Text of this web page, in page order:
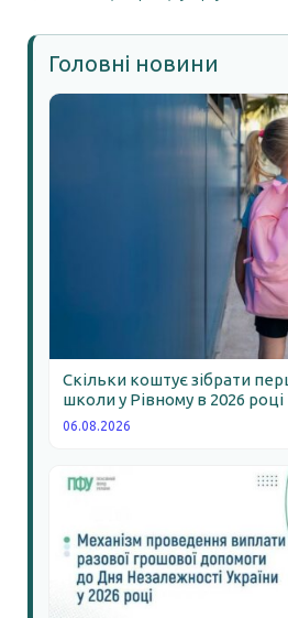
Головні новини
Скільки коштує зібрати
школи у Рівному в 2026 році
06.08.2026